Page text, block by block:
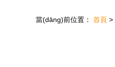
當(dāng)前位置： 首頁 >